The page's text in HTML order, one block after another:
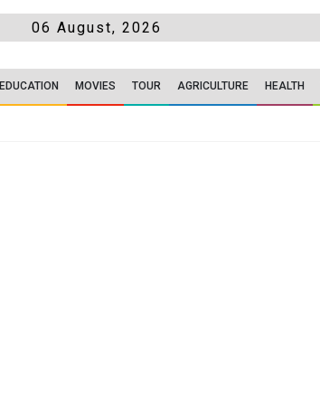
06 August, 2026
EDUCATION MOVIES TOUR AGRICULTURE HEALTH